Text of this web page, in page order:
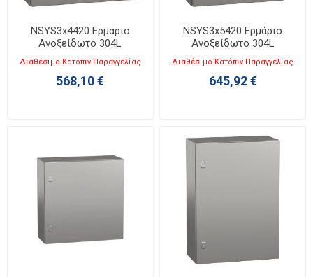
NSYS3x4420 Ερμάριο
Ανοξείδωτο 304L
Υ400xΠ400xΒ200mm IP66
Spacial S3X
Διαθέσιμο Κατόπιν Παραγγελίας
568,10 €
NSYS3x5420 Ερμάριο
Ανοξείδωτο 304L
Υ500xΠ400xΒ200mm IP66
Spacial S3X
Διαθέσιμο Κατόπιν Παραγγελίας
645,92 €